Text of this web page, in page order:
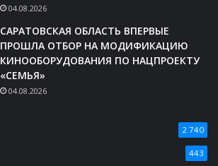
04.08.2026
САРАТОВСКАЯ ОБЛАСТЬ ВПЕРВЫЕ
ПРОШЛА ОТБОР НА МОДИФИКАЦИЮ
КИНООБОРУДОВАНИЯ ПО НАЦПРОЕКТУ
«СЕМЬЯ»
04.08.2026
2 740
443